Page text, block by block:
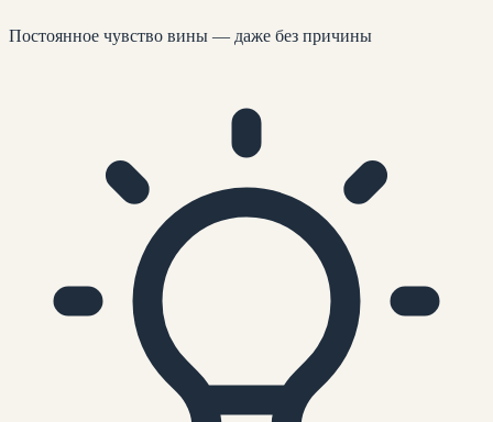
Постоянное чувство вины — даже без причины